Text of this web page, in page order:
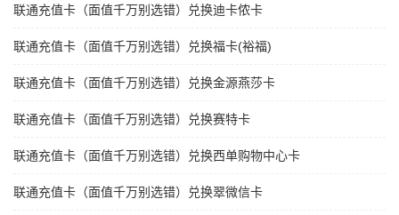
联通充值卡（面值千万别选错）兑换迪卡侬卡
联通充值卡（面值千万别选错）兑换福卡(裕福)
联通充值卡（面值千万别选错）兑换金源燕莎卡
联通充值卡（面值千万别选错）兑换赛特卡
联通充值卡（面值千万别选错）兑换西单购物中心卡
联通充值卡（面值千万别选错）兑换翠微信卡